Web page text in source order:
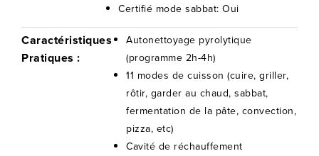
Certifié mode sabbat: Oui
Caractéristiques
Pratiques :
Autonettoyage pyrolytique
(programme 2h-4h)
11 modes de cuisson (cuire, griller,
rôtir, garder au chaud, sabbat,
fermentation de la pâte, convection,
pizza, etc)
Cavité de réchauffement